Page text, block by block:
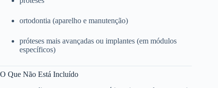
ortodontia (aparelho e manutenção)
próteses mais avançadas ou implantes (em módulos
específicos)
O Que Não Está Incluído